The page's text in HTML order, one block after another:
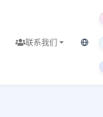
联系我们 当前